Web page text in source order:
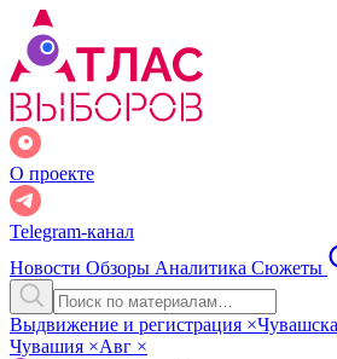
О проекте
Telegram-канал
Новости Обзоры Аналитика Сюжеты
Выдвижение и регистрация ×
Чувашия ×Авг ×